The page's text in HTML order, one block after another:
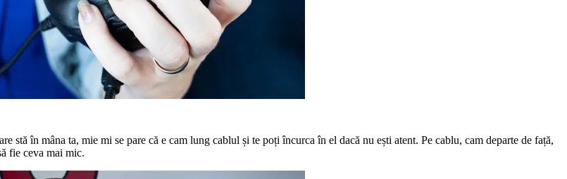
stă în mâna ta, mie mi se pare că e cam lung cablul și te poți încurca în el dacă nu ești atent. Pe cablu, cam departe de față,
fie ceva mai mic.